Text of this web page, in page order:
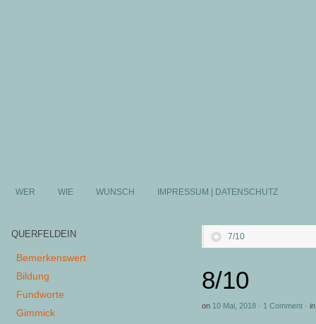
WER WIE WUNSCH IMPRESSUM | DATENSCHUTZ
7/10
8/10
on 10 Mai, 2018 · 1 Comment · in
QUERFELDEIN
Bemerkenswert
Bildung
Fundworte
Gimmick